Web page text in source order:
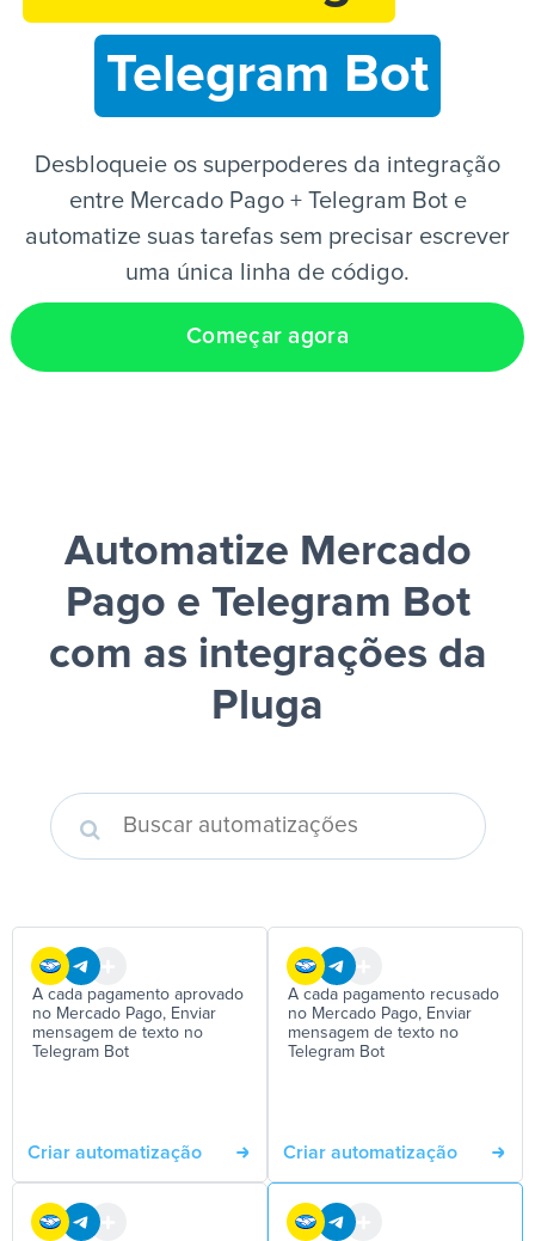
PT
Telegram Bot
Desbloqueie os superpoderes da integração
entre Mercado Pago + Telegram Bot e
automatize suas tarefas sem precisar escrever
uma única linha de código.
Começar agora
Automatize Mercado
Pago e Telegram Bot
com as integrações da
Pluga
A cada pagamento aprovado
no Mercado Pago, Enviar
mensagem de texto no
Telegram Bot
Criar automatização
A cada pagamento recusado
no Mercado Pago, Enviar
mensagem de texto no
Telegram Bot
Criar automatização